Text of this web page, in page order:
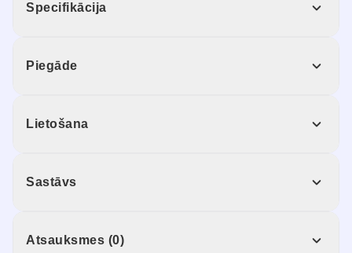
Specifikācija
Piegāde
Lietošana
Sastāvs
Atsauksmes (0)